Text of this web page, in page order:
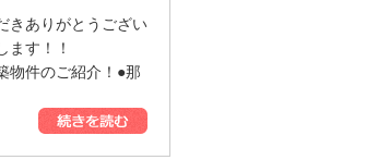
りがとうござい
ます！！
のご紹介！●那